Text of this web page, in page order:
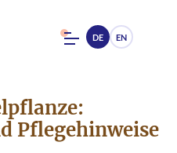
DE EN
Pflegehinweise